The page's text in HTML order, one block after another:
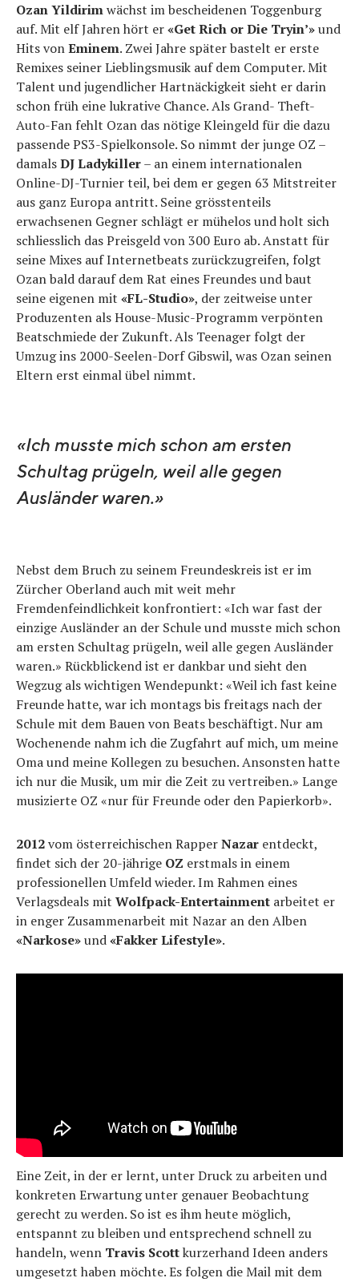
Ozan Yildirimwächst im bescheidenen Toggenburg
auf. Mit elf Jahren hört er«Get Rich or Die Tryin’»und
Hits vonEminem. Zwei Jahre später bastelt er erste
Remixes seiner Lieblingsmusik auf dem Computer. Mit
Talent und jugendlicher Hartnäckigkeit sieht er darin
schon früh eine lukrative Chance. Als Grand- Theft-
Auto-Fan fehlt Ozan das nötige Kleingeld für die dazu
passende PS3-Spielkonsole. So nimmt der junge OZ –
damalsDJ Ladykiller– an einem internationalen
Online-DJ-Turnier teil, bei dem er gegen 63 Mitstreiter
aus ganz Europa antritt. Seine grösstenteils
erwachsenen Gegner schlägt er mühelos und holt sich
schliesslich das Preisgeld von 300 Euro ab. Anstatt für
seine Mixes auf Internetbeats zurückzugreifen, folgt
Ozan bald darauf dem Rat eines Freundes und baut
seine eigenen mit «FL-Studio», der zeitweise unter
Produzenten als House-Music-Programm verpönten
Beatschmiede der Zukunft. Als Teenager folgt der
Umzug ins 2000-Seelen-Dorf Gibswil, was Ozan seinen
Eltern erst einmal übel nimmt.
«Ich musste mich schon am ersten
Schultag prügeln, weil alle gegen
Ausländer waren.»
Nebst dem Bruch zu seinem Freundeskreis ist er im
Zürcher Oberland auch mit weit mehr
Fremdenfeindlichkeit konfrontiert: «Ich war fast der
einzige Ausländer an der Schule und musste mich schon
am ersten Schultag prügeln, weil alle gegen Ausländer
waren.» Rückblickend ist er dankbar und sieht den
Wegzug als wichtigen Wendepunkt: «Weil ich fast keine
Freunde hatte, war ich montags bis freitags nach der
Schule mit dem Bauen von Beats beschäftigt. Nur am
Wochenende nahm ich die Zugfahrt auf mich, um meine
Oma und meine Kollegen zu besuchen. Ansonsten hatte
ich nur die Musik, um mir die Zeit zu vertreiben.» Lange
musizierte OZ «nur für Freunde oder den Papierkorb».
2012vom österreichischen RapperNazar entdeckt,
findet sich der 20-jährige OZ erstmals in einem
professionellen Umfeld wieder. Im Rahmen eines
Verlagsdeals mit Wolfpack-Entertainment arbeitet er
in enger Zusammenarbeit mit Nazar an den Alben
«Narkose»und«Fakker Lifestyle».
Eine Zeit, in der er lernt, unter Druck zu arbeiten und
konkreten Erwartung unter genauer Beobachtung
gerecht zu werden. So ist es ihm heute möglich,
entspannt zu bleiben und entsprechend schnell zu
handeln, wenn Travis Scottkurzerhand Ideen anders
umgesetzt haben möchte. Es folgen die Mail mit dem